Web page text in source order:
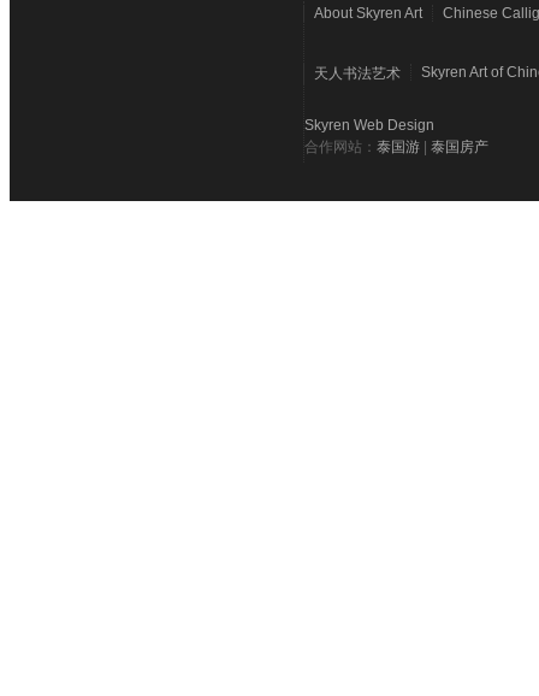
About Skyren Art Chinese
天人书法艺术 Skyren Art of
Skyren Web Design
合作网站： 泰国游 | 泰国房产